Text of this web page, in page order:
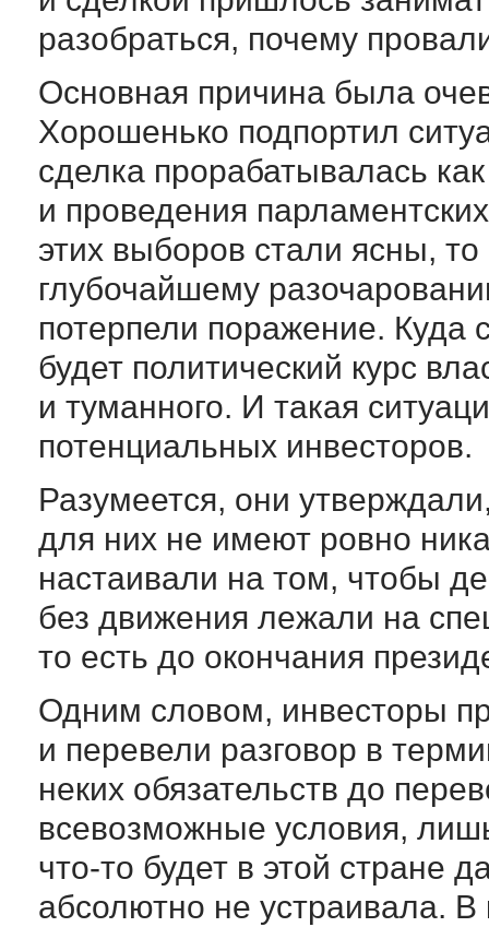
разобраться, почему
Основная причина была
Хорошенько подпортил
сделка прорабатывалась
и проведения
этих выборов стали ясны,
глубочайшему
потерпели поражение. Куда
будет политический курс
и туманного. И такая
потенциальных инвесторов.
Разумеется, они
для них не имеют ровно
настаивали на том, чтобы
без движения лежали на
то есть до окончания
Одним словом, инвесторы
и перевели разговор в
неких обязательств до
всевозможные условия,
что-то будет в этой стране
абсолютно не устраивала.